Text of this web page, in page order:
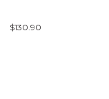
$130.90